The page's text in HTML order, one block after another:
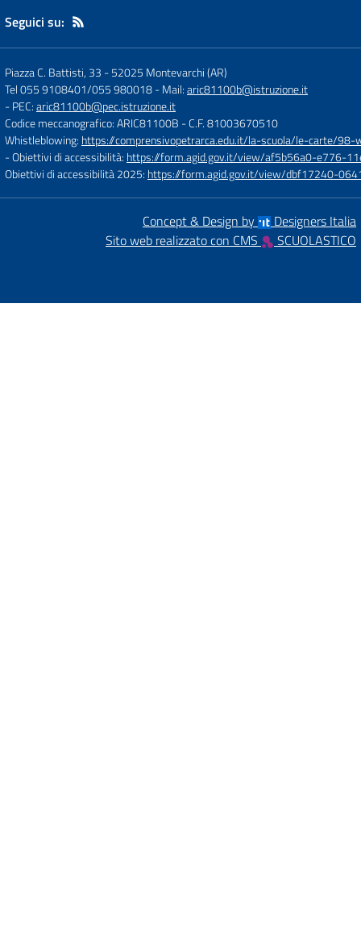
Seguici su:
Piazza C. Battisti, 33 -52025 Montevarchi (AR)
Tel 055 9108401/055 980018- Mail:aric81100b@istruzione.it
- PEC:aric81100b@pec.istruzione.it
Codice meccanografico: ARIC81100B - C.F. 81003670510
Whistleblowing: https://comprensivopetrarca.edu.it/la-scuola/le-carte/98-
- Obiettivi di accessibilità: https://form.agid.gov.it/view/af5b56a0-e776-
Obiettivi di accessibilità 2025: https://form.agid.gov.it/view/dbf17240-
Concept & Design by
Designers Italia
Sito web realizzato con CMS
SCUOLASTICO